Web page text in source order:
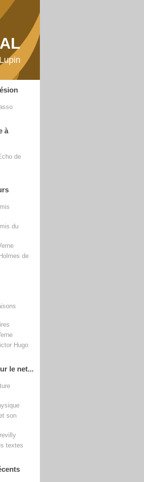
à
de
du
de
Hugo
le net...
son
textes